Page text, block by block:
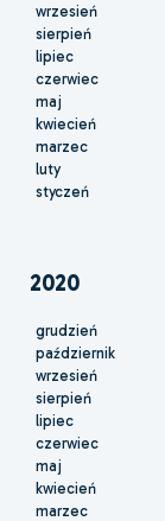
wrzesień
sierpień
lipiec
czerwiec
maj
kwiecień
marzec
luty
styczeń
2020
grudzień
październik
wrzesień
sierpień
lipiec
czerwiec
maj
kwiecień
marzec